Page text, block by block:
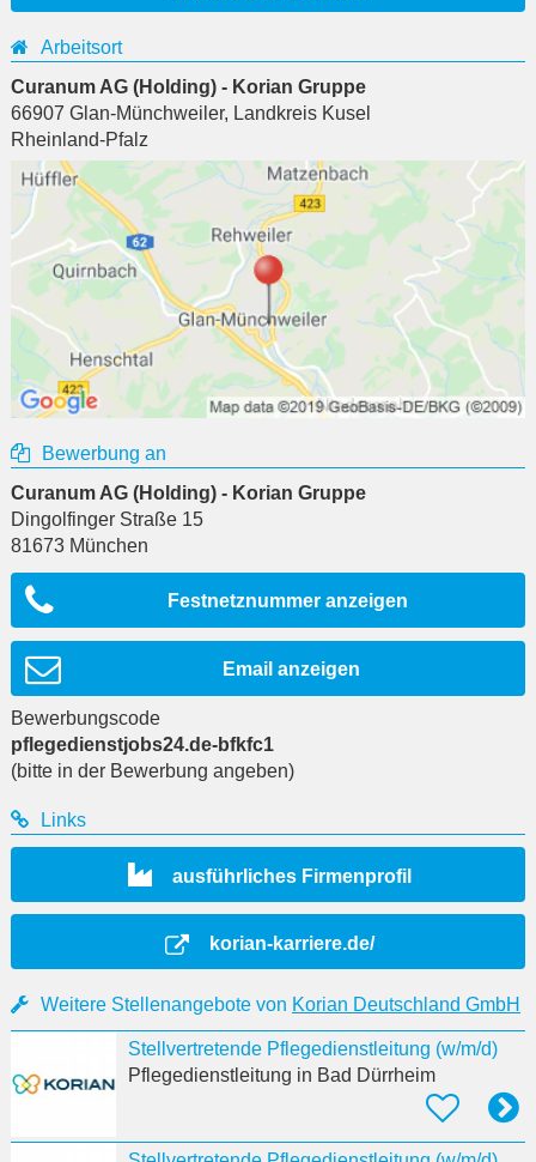
Arbeitsort
Curanum AG (Holding) - Korian Gruppe
66907 Glan-Münchweiler, Landkreis Kusel
Rheinland-Pfalz
Bewerbung an
Curanum AG (Holding) - Korian Gruppe
Dingolfinger Straße 15
81673 München
Festnetznummer anzeigen
Email anzeigen
Bewerbungscode
pflegedienstjobs24.de-bfkfc1
(bitte in der Bewerbung angeben)
Links
ausführliches Firmenprofil
korian-karriere.de/
Weitere Stellenangebote von Korian Deutschland GmbH
Stellvertretende Pflegedienstleitung (w/m/d)
Pflegedienstleitung in Bad Dürrheim